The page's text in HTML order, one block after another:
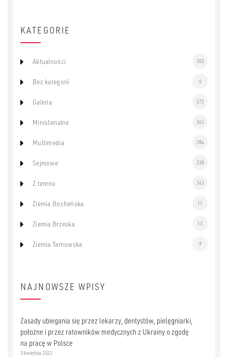
KATEGORIE
Aktualności 505
Bez kategorii 6
Galeria 372
Ministerialne 362
Multimedia 284
Sejmowe 338
Z terenu 343
Ziemia Bocheńska 11
Ziemia Brzeska 13
Ziemia Tarnowska 9
NAJNOWSZE WPISY
Zasady ubiegania się przez lekarzy, dentystów, pielęgniarki,
położne i przez ratowników medycznych z Ukrainy o zgodę
na pracę w Polsce
3 kwietnia 2022